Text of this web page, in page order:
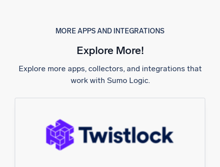
MORE APPS AND INTEGRATIONS
Explore More!
Explore more apps, collectors, and integrations that
work with Sumo Logic.